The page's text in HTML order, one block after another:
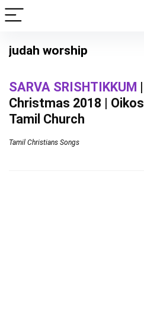
judah worship
SARVA SRISHTIKKUM |
Christmas 2018 | Oikos
Tamil Church
Tamil Christians Songs